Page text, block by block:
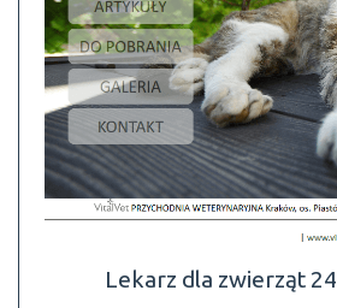
Lekarz dla zwierząt